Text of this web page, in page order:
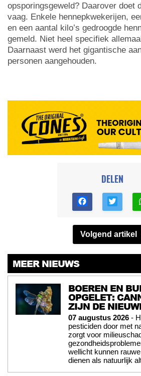
opsporingsgeweld? Daarover doet
vaag. Enkele hennepkwekerijen,
en een aantal kilo’s gedroogde
gemeld. Niet heel specifiek
Daarnaast werd het gigantische
personen aangehouden.
DELEN
Volgend artikel
MEER NIEUWS
BOEREN EN
OPGELET:
ZIJN DE
07 augustus 2026 -
pesticiden door met
zorgt voor
wellicht kunnen
dienen als natuurlijk